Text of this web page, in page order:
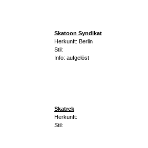
Skatoon Syndikat
Herkunft: Berlin
Stil:
Info: aufgelöst
Skatrek
Herkunft:
Stil: